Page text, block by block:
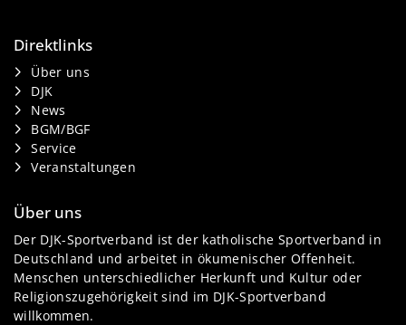
Direktlinks
Über uns
DJK
News
BGM/BGF
Service
Veranstaltungen
Über uns
Der DJK-Sportverband ist der katholische Sportverband in
Deutschland und arbeitet in ökumenischer Offenheit.
Menschen unterschiedlicher Herkunft und Kultur oder
Religionszugehörigkeit sind im DJK-Sportverband
willkommen.